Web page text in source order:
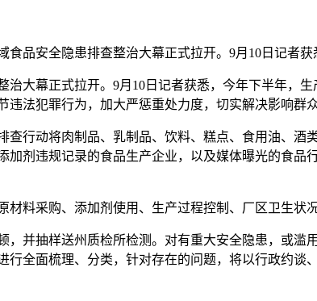
食品安全隐患排查整治大幕正式拉开。9月10日记者
大幕正式拉开。9月10日记者获悉，今年下半年，
法犯罪行为，加大严惩重处力度，切实解决影响群
行动将肉制品、乳制品、饮料、糕点、食用油、
剂违规记录的食品生产企业，以及媒体曝光的食
料采购、添加剂使用、生产过程控制、厂区卫生状
并抽样送州质检所检测。对有重大安全隐患，或
全面梳理、分类，针对存在的问题，将以行政约谈